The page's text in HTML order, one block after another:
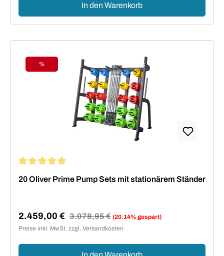
In den Warenkorb
Rabatt
%
20 Oliver Prime Pump Sets mit stationärem Ständer
Verkaufspreis:
2.459,00 € Regulärer Preis:
3.078,95 € (20.14% gespart)
Preise inkl. MwSt. zzgl. Versandkosten